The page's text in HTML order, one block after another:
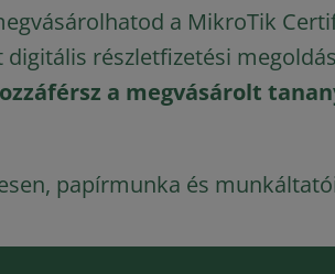
a MikroTik
részletfizetési
a megvásárolt
papírmunka és